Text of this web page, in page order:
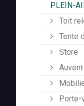
PLEIN-
Toit
Tente
Store
Auvent
Porte-